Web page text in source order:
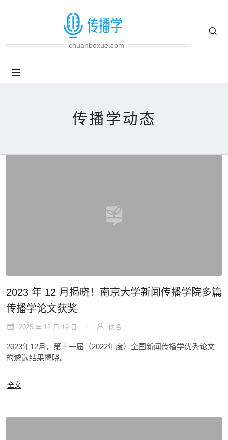
chuanboxue.com
传播学动态
2023 年 12 月揭晓！南京大学新闻传播学院多篇
传播学论文获奖
2025 年 12 月 19 日 佚名
2023年12月，第十一届（2022年度）全国新闻传播学优秀论文
的遴选结果揭晓。
全文